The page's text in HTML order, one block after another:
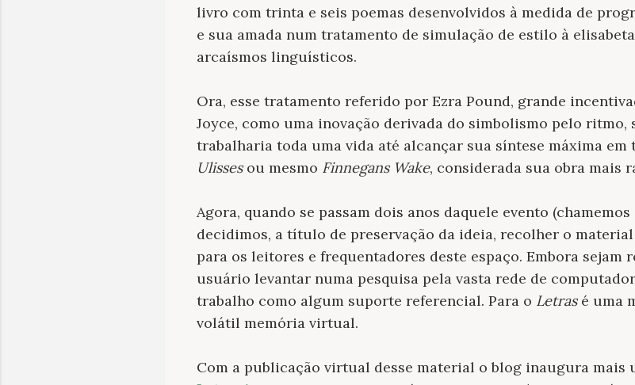
livro com trinta e seis poemas desenvolvidos à medida de
e sua amada num tratamento de simulação de estilo à
arcaísmos linguísticos.
Ora, esse tratamento referido por Ezra Pound, grande
Joyce, como uma inovação derivada do simbolismo pelo
trabalharia toda uma vida até alcançar sua síntese máxima
Ulisses ou mesmo Finnegans Wake, considerada sua obra mais
Agora, quando se passam dois anos daquele evento
decidimos, a título de preservação da ideia, recolher o
para os leitores e frequentadores deste espaço. Embora sejam
usuário levantar numa pesquisa pela vasta rede de
trabalho como algum suporte referencial. Para o Letrasé uma
volátil memória virtual.
Com a publicação virtual desse material o blog inaugura mais